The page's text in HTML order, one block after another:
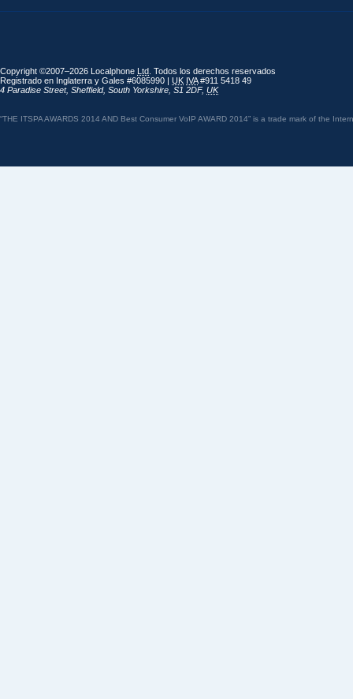
Copyright ©2007–2026 Localphone Ltd . Todos los derechos reservados
Registrado en Inglaterra y Gales #6085990 | UK IVA#911 5418 49
4 Paradise Street, Sheffield, South Yorkshire S1 2DF, UK
“THE ITSPA AWARDS 2014 AND Best Consumer VoIP AWARD 2014” is a trade mark of the